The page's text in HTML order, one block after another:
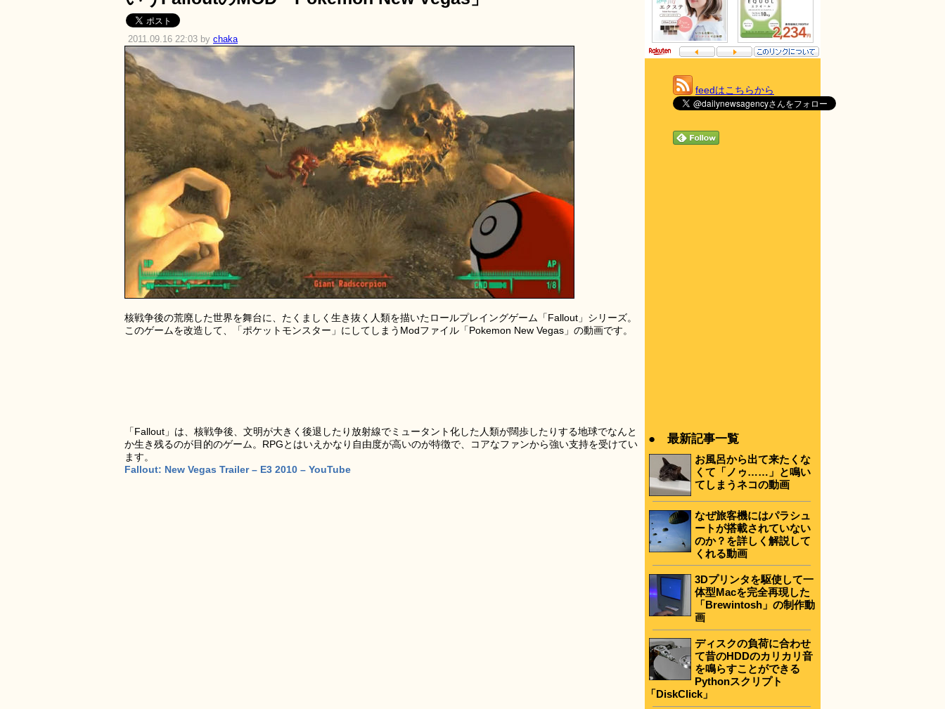
2011.09.16 22:03 by chaka
核戦争後の荒廃した世界を舞台に、たくましく生き抜く人類を描いたロールプレイングゲーム「Fallout」シリーズ。
このゲームを改造して、「ポケットモンスター」にしてしまうModファイル「Pokemon New Vegas」の動画です。
「Fallout」は、核戦争後、文明が大きく後退したり放射線でミュータント化した人類が闊歩したりする地球でなんと
か生き残るのが目的のゲーム。RPGとはいえかなり自由度が高いのが特徴で、コアなファンから強い支持を受けてい
ます。
Fallout: New Vegas Trailer – E3 2010 – YouTube
feedはこちらから
● 最新記事一覧
お風呂から出て来たくな
くて「ノゥ……」と鳴い
てしまうネコの動画
なぜ旅客機にはパラシュ
ートが搭載されていない
のか？を詳しく解説して
くれる動画
3Dプリンタを駆使して一
体型Macを完全再現した
「Brewintosh」の制作動
画
ディスクの負荷に合わせ
て昔のHDDのカリカリ音
を鳴らすことができる
Pythonスクリプト
「DiskClick」